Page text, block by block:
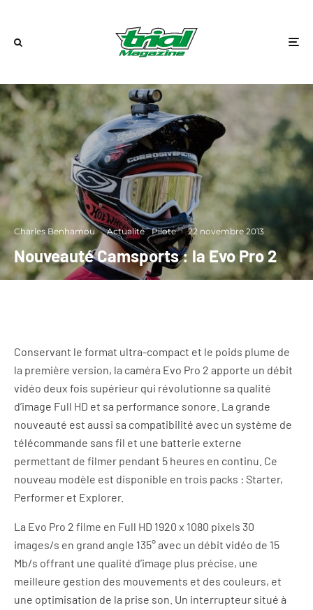
Charles Benhamou · Actualité Pilote · 22 novembre 2013
Nouveauté Camsports : la Evo Pro 2
Conservant le format ultra-compact et le poids plume de
la première version, la caméra Evo Pro 2 apporte un débit
vidéo deux fois supérieur qui révolutionne sa qualité
d’image Full HD et sa performance sonore. La grande
nouveauté est aussi sa compatibilité avec un système de
télécommande sans fil et une batterie externe
permettant de filmer pendant 5 heures en continu. Ce
nouveau modèle est disponible en trois packs : Starter,
Performer et Explorer.
La Evo Pro 2 filme en Full HD 1920 x 1080 pixels 30
images/s en grand angle 135° avec un débit vidéo de 15
Mb/s offrant une qualité d’image plus précise, une
meilleure gestion des mouvements et des couleurs, et
une optimisation de la prise son. Un interrupteur situé à